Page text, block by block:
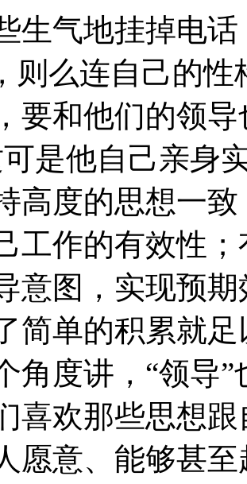
生气地挂掉电
则么连自己的
要和他们的领
是他自己亲身
高度的思想一
工作的有效性
意图，实现预
简单的积累就
角度讲，“领导
喜欢那些思想
愿意、能够甚